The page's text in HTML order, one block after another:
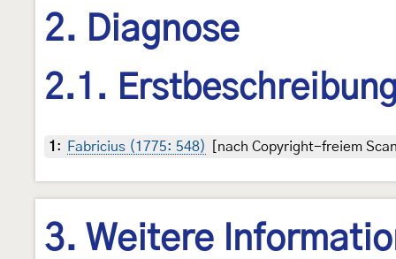
2. Diagnose
2.1.
1 : Fabricius (1775: 548) [nach Copyright-freiem
3. Weitere